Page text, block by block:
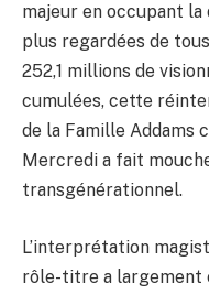
majeur en occupant
plus regardées de
252,1 millions de
cumulées, cette
de la Famille Addams
Mercredi a fait
transgénérationnel.
L’interprétation
rôle-titre a largement